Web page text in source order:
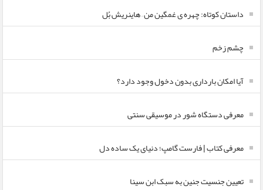
داستان کوتاه: چهره ی غمگین من – هاینریش بُل
چشم زخم
آیا امکان بارداری بدون دخول وجود دارد؟
معرفی دستگاه شور در موسیقی سنتی
معرفی کتاب | فارست گامپ؛ دنیای یک ساده دل
تعیین جنسیت جنین به سبک ابن سینا